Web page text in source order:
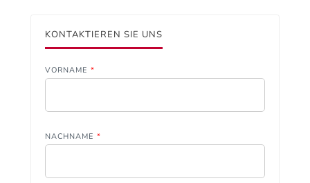
KONTAKTIEREN SIE UNS
VORNAME *
NACHNAME *